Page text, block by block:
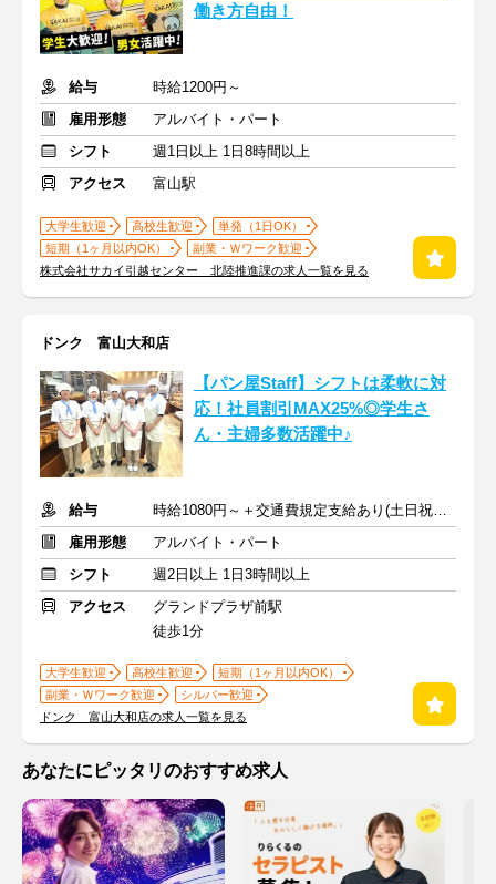
働き方自由！
給与
時給1200円～
雇用形態
アルバイト・パート
シフト
週1日以上 1日8時間以上
アクセス
富山駅
大学生歓迎 高校生歓迎
単発（1日OK）
短期（1ヶ月以内OK）
副業・Ｗワーク歓迎
株式会社サカイ引越センター 北陸推進課の求人一覧を見る
ドンク 富山大和店
【パン屋Staff】シフトは柔軟に対
応！社員割引MAX25%◎学生さ
ん・主婦多数活躍中♪
給与
時給1080円～＋交通費規定支給あり(土日祝は時給＋50円)
雇用形態
アルバイト・パート
シフト
週2日以上 1日3時間以上
アクセス
グランドプラザ前駅
徒歩1分
大学生歓迎 高校生歓迎
短期（1ヶ月以内OK）
副業・Ｗワーク歓迎
シルバー歓迎
ドンク 富山大和店の求人一覧を見る
あなたにピッタリのおすすめ求人